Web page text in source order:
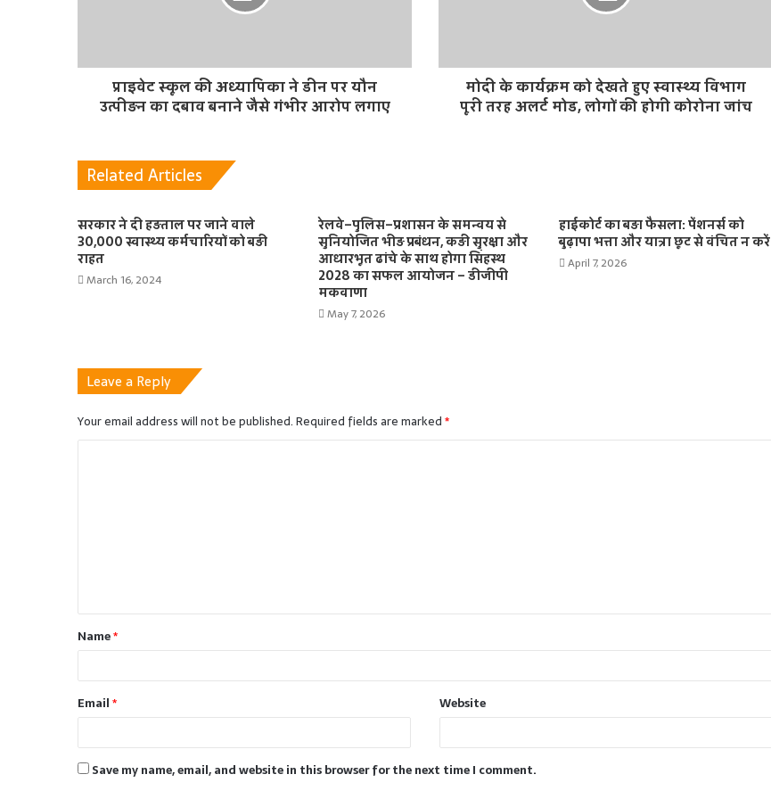
प्राइवेट स्कूल की अध्यापिका ने डीन पर यौन
उत्पीड़न का दबाव बनाने जैसे गंभीर आरोप लगाए
मोदी के कार्यक्रम को देखते हुए स्वास्थ्य विभाग
पूरी तरह अलर्ट मोड, लोगों की होगी कोरोना जांच
Related Articles
सरकार ने दी हड़ताल पर जाने वाले
30,000 स्वास्थ्य कर्मचारियों को बड़ी
राहत
March 16, 2024
रेलवे–पुलिस–प्रशासन के समन्वय से
सुनियोजित भीड़ प्रबंधन, कड़ी सुरक्षा और
आधारभूत ढांचे के साथ होगा सिंहस्थ
2028 का सफल आयोजन – डीजीपी
मकवाणा
May 7, 2026
हाईकोर्ट का बड़ा फैसला: पेंशनर्स को
बुढ़ापा भत्ता और यात्रा छूट से वंचित न करें
April 7, 2026
Leave a Reply
Your email address will not be published.Required fields are marked*
t
*Name*
Email* Website
Save my name, email, and website in this browser for the next time I comment.